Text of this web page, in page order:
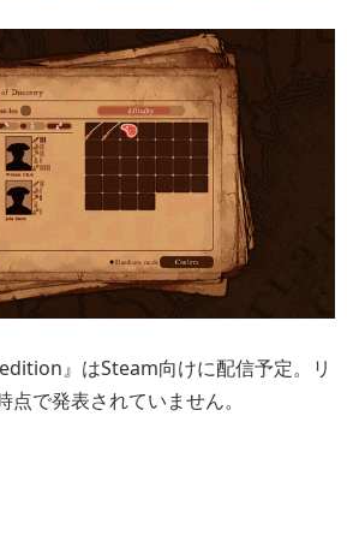
』はSteam向けに配信予定。リ
点で発表されていません。